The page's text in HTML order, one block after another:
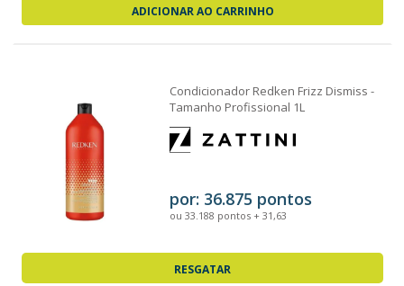
ADICIONAR AO CARRINHO
Condicionador Redken Frizz Dismiss -
Tamanho Profissional 1L
por: 36.875 pontos
ou 33.188 pontos + 31,63
RESGATAR